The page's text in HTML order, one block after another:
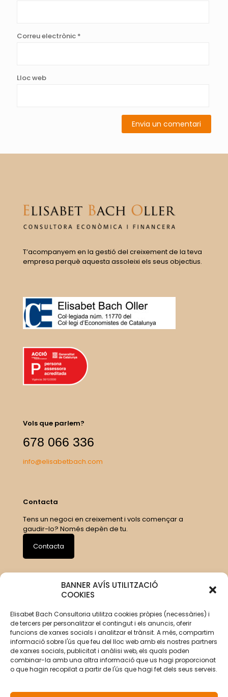
BANNER AVÍS UTILITZACIÓ
COOKIES
Elisabet Bach Consultoria utilitza cookies pròpies (necessàries) i
de tercers per personalitzar el contingut i els anuncis, oferir
funcions de xarxes socials i analitzar el trànsit. A més, compartim
informació sobre l'ús que feu del lloc web amb els nostres partners
de xarxes socials, publicitat i anàlisi web, els quals poden
combinar-la amb una altra informació que us hagi proporcionat
o que hagin recopilat a partir de l'ús que hagi fet dels seus serveis.
Correu electrònic *
Lloc web
T’acompanyem en la gestió del creixement de la teva
empresa perquè aquesta assoleixi els seus objectius.
Vols que parlem?
678 066 336
info@elisabetbach.com
Contacta
Tens un negoci en creixement i vols començar a
gaudir-lo? Només depèn de tu.
Contacta